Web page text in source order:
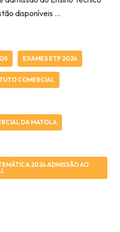
disponíveis …
EXAMES ETP 2024
COMERCIAL
DA MATOLA
2024 ADMISSÃO AO